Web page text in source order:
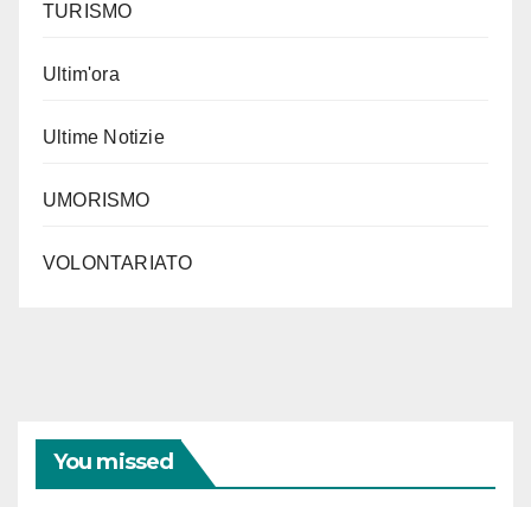
TURISMO
Ultim'ora
Ultime Notizie
UMORISMO
VOLONTARIATO
You missed